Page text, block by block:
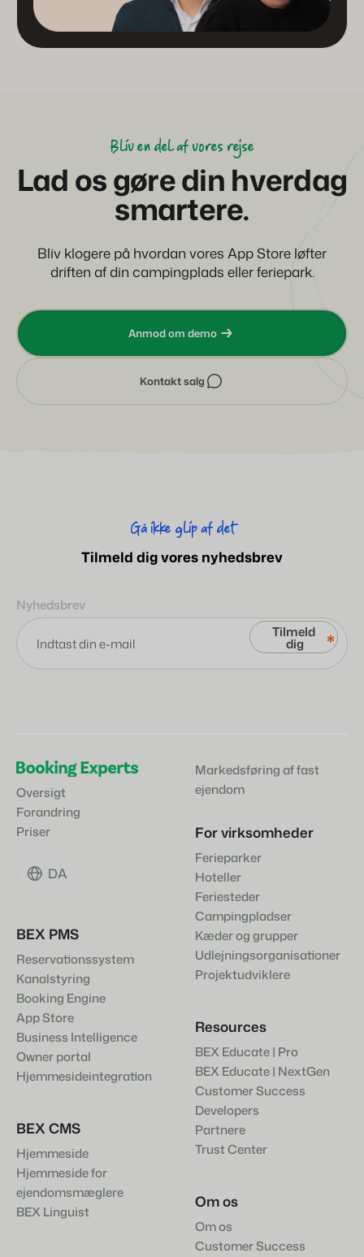
Bliv en del af vores rejse
Lad os gøre din hverdag
smartere.
Bliv klogere på hvordan vores App Store løfter
driften af din campingplads eller feriepark.
Kontakt salg
Anmod om demo
Gå ikke glip af det
Tilmeld dig vores nyhedsbrev
Nyhedsbrev
*
Oversigt
Forandring
Priser
DA
BEX PMS
Reservationssystem
Kanalstyring
Booking Engine
App Store
Business Intelligence
Owner portal
Hjemmesideintegration
BEX CMS
Hjemmeside
Hjemmeside for
ejendomsmæglere
BEX Linguist
Markedsføring af fast
ejendom
For virksomheder
Ferieparker
Hoteller
Feriesteder
Campingpladser
Kæder og grupper
Udlejningsorganisationer
Projektudviklere
Resources
BEX Educate | Pro
BEX Educate | NextGen
Customer Success
Developers
Partnere
Trust Center
Om os
Om os
Customer Success